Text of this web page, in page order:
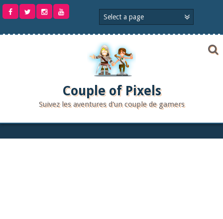
Aller
Couple of Pixels
Suivez les aventures d'un couple de gamers